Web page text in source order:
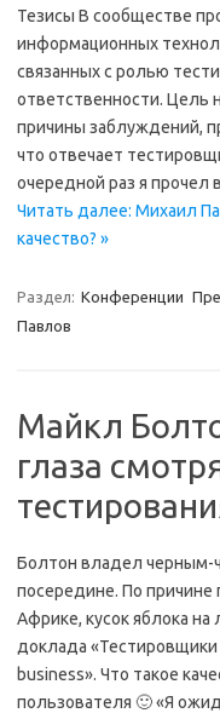
Тезисы В сообществе
информационных
связанных с ролью
ответственности. Цель
причины заблуждений,
что отвечает
очередной раз я
Читать далее: Михаил
качество? »
Раздел: Конференции
Павлов
Майкл
глаза
Болтон владел черным-
посередине. По
Африке, кусок яблока
доклада
business». Что такое
пользователя 🙂 «Я